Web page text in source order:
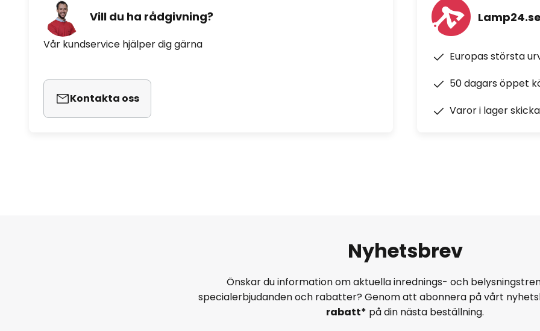
Vill du ha rådgivning?
Vår kundservice hjälper dig gärna
Kontakta oss
Europas största
50 dagars öppet
Varor i lager
Nyhetsbrev
Önskar du information om aktuella inrednings- och
specialerbjudanden och rabatter? Genom att abonnera på vårt
rabatt* på din nästa beställning.